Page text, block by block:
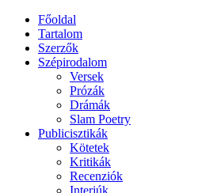
Főoldal
Tartalom
Szerzők
Szépirodalom
Versek
Prózák
Drámák
Slam Poetry
Publicisztikák
Kötetek
Kritikák
Recenziók
Interjúk